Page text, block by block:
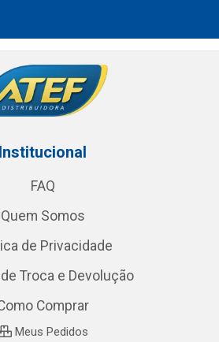
Institucional
FAQ
Quem Somos
de Privacidade
Troca e Devolução
Comprar
Meus Pedidos